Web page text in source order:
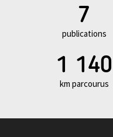
7
publications
1 140
km parcourus